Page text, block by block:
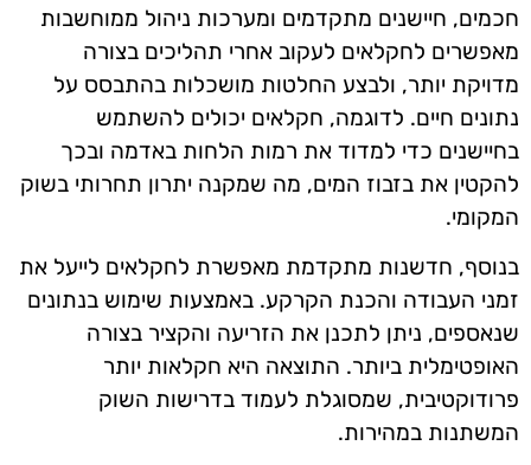
חכמים, חיישנים מתקדמים ומערכות ניהול ממוחשבות
מאפשרים לחקלאים לעקוב אחרי תהליכים בצורה
מדויקת יותר, ולבצע החלטות מושכלות בהתבסס על
נתונים חיים. לדוגמה, חקלאים יכולים להשתמש
בחיישנים כדי למדוד את רמות הלחות באדמה ובכך
להקטין את בזבוז המים, מה שמקנה יתרון תחרותי בשוק
המקומי.
בנוסף, חדשנות מתקדמת מאפשרת לחקלאים לייעל את
זמני העבודה והכנת הקרקע. באמצעות שימוש בנתונים
שנאספים, ניתן לתכנן את הזריעה והקציר בצורה
האופטימלית ביותר. התוצאה היא חקלאות יותר
פרודוקטיבית, שמסוגלת לעמוד בדרישות השוק
המשתנות במהירות.